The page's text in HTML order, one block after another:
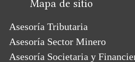
Mapa de sitio
Asesoría Tributaria
Asesoría Sector Minero
Asesoría Societaria y